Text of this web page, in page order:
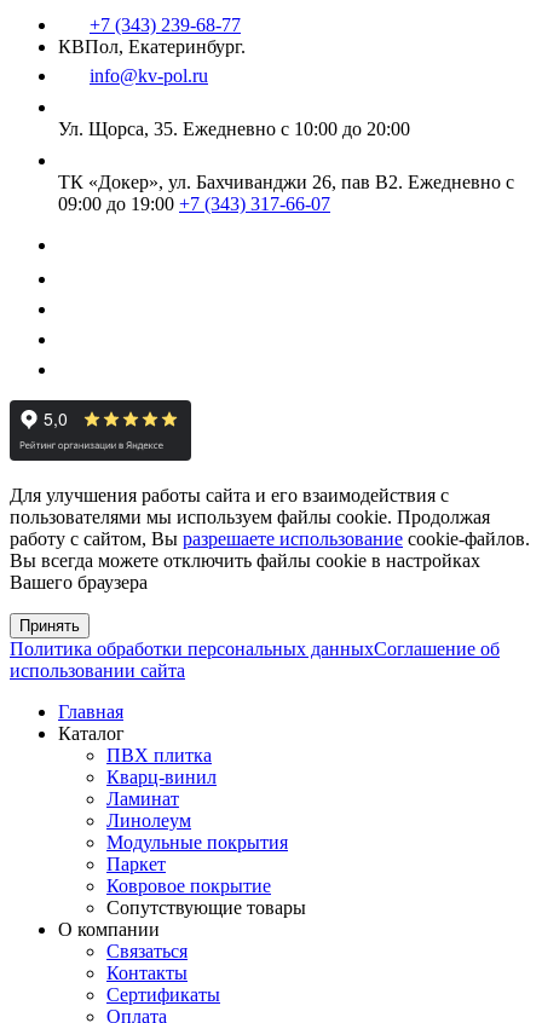
+7 (343) 239-68-77
КВПол, Екатеринбург.
info@kv-pol.ru
Ул. Щорса, 35. Ежедневно с 10:00 до 20:00
ТК «Докер», ул. Бахчиванджи 26, пав В2. Ежедневно с
09:00 до 19:00 +7 (343) 317-66-07
Для улучшения работы сайта и его взаимодействия с
пользователями мы используем файлы cookie. Продолжая
работу с сайтом, Вы разрешаете использование cookie-файлов.
Вы всегда можете отключить файлы cookie в настройках
Вашего браузера
Принять
Политика обработки персональных данныхСоглашение об
использовании сайта
Главная
Каталог
ПВХ плитка
Кварц-винил
Ламинат
Линолеум
Модульные покрытия
Паркет
Ковровое покрытие
Сопутствующие товары
О компании
Связаться
Контакты
Сертификаты
Оплата